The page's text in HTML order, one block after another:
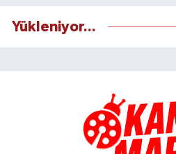
Yükleniyor...